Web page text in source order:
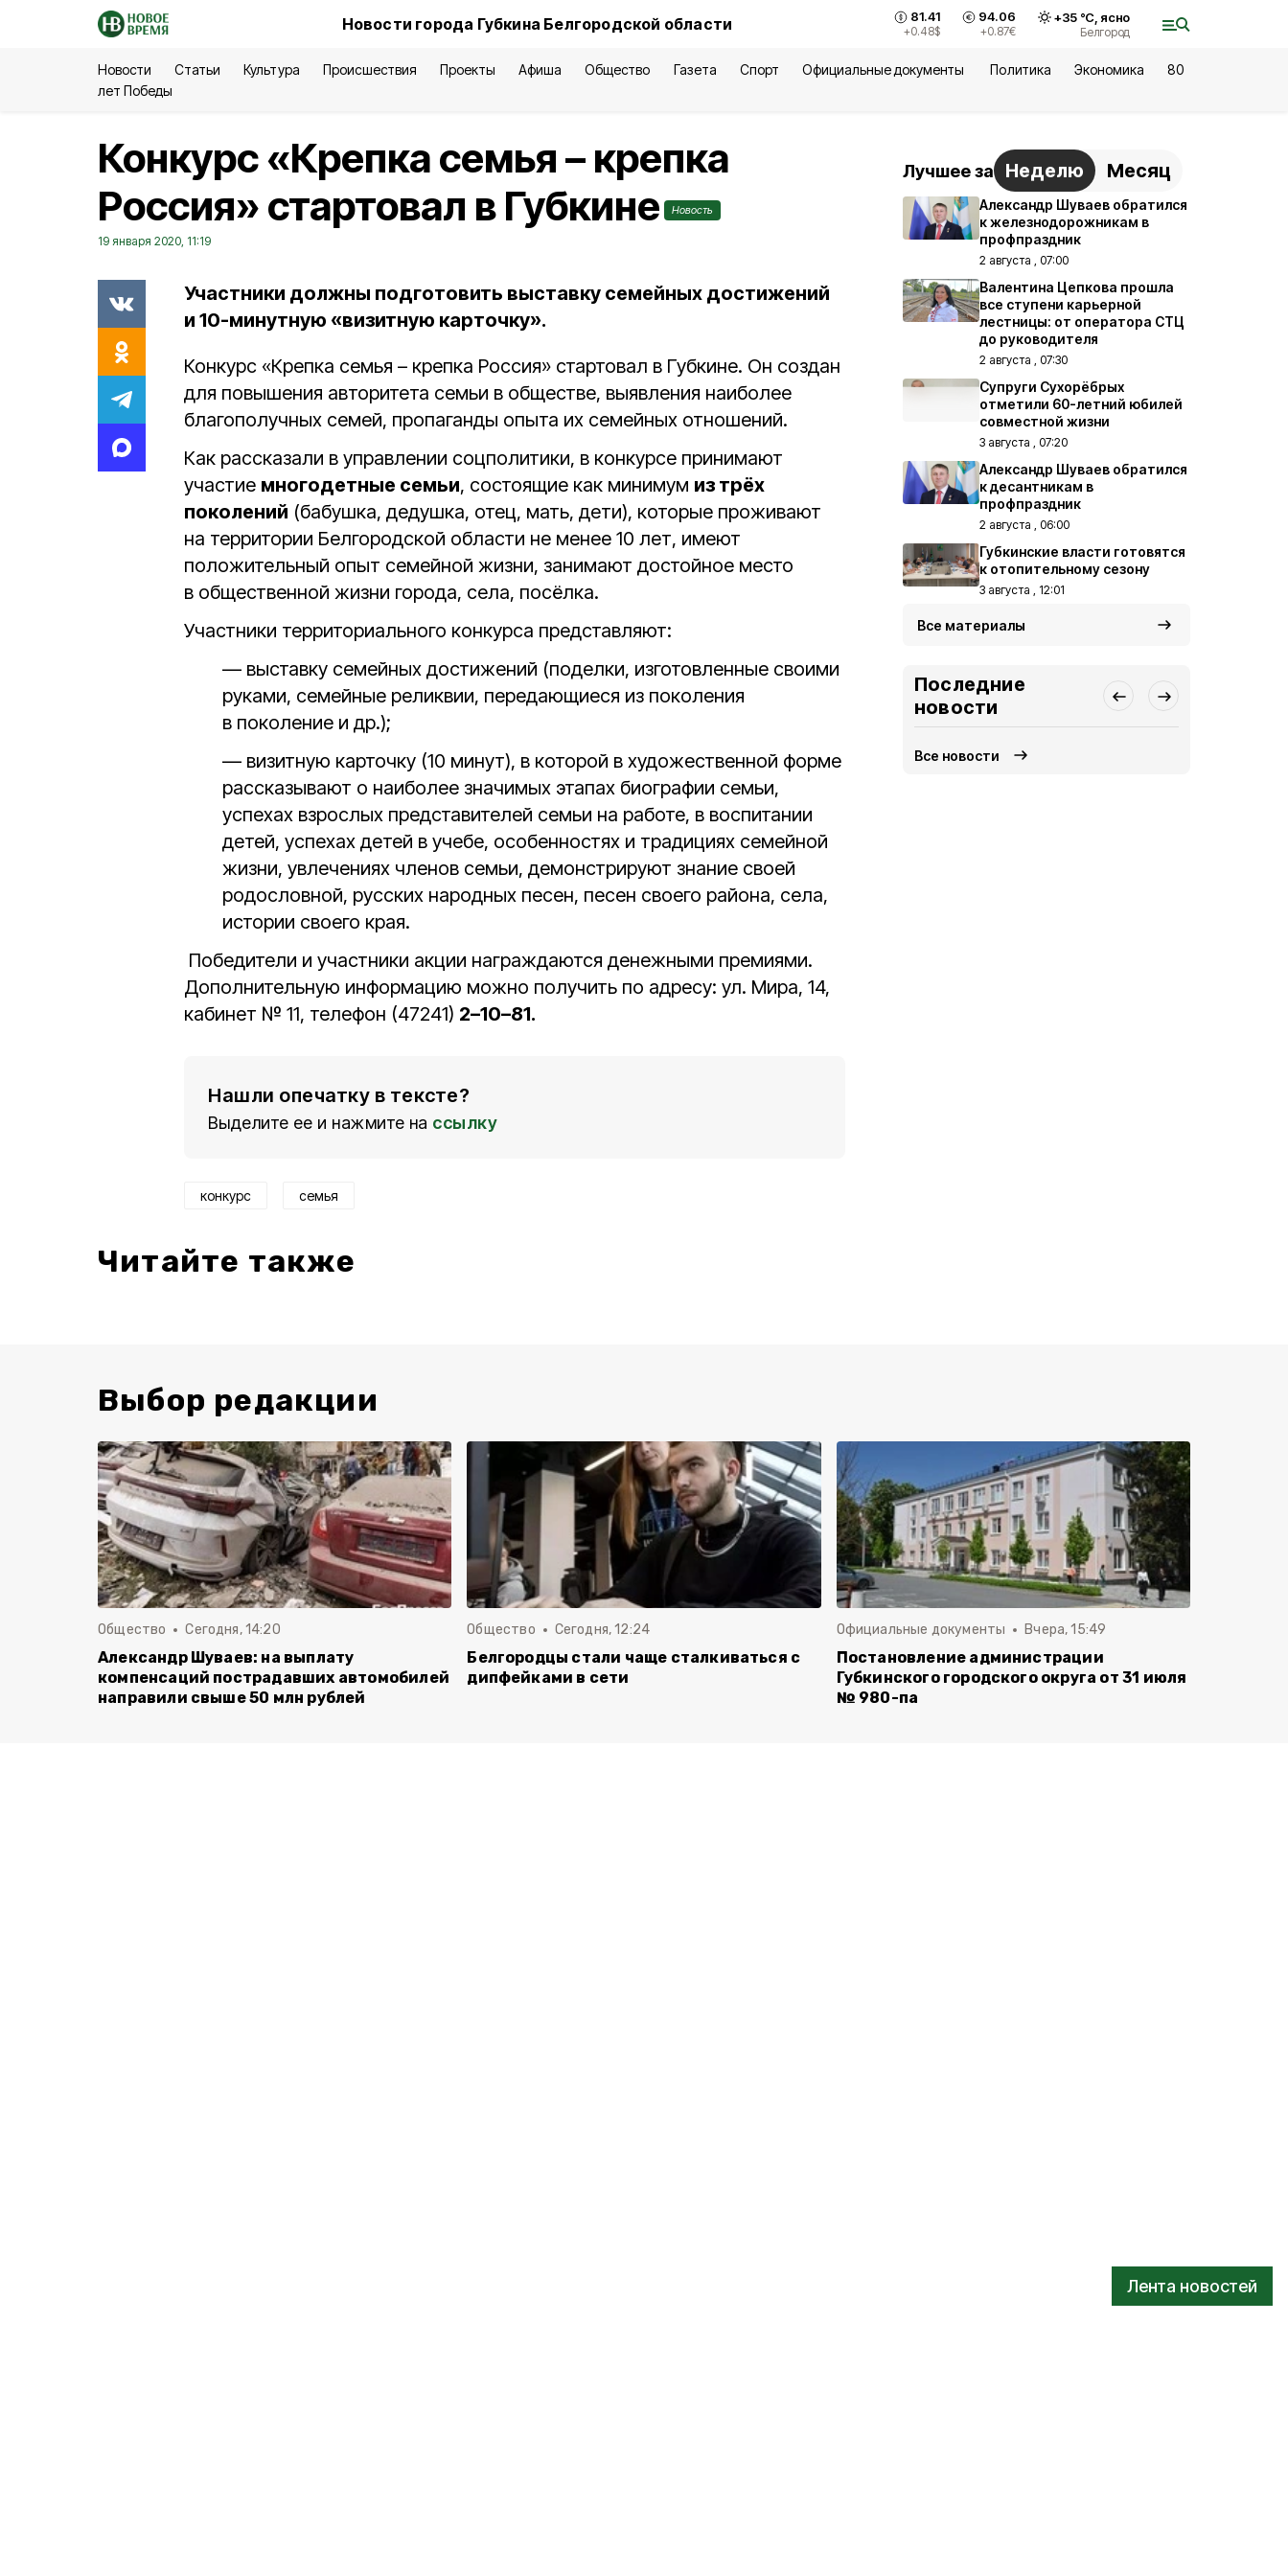
Новости города Губкина Белгородской области 81.41
+0.48$
94.06
+0.87€
+35°С, ясно
Белгород
Новости Статьи Культура Происшествия Проекты Афиша Общество Газета Спорт Официальные документы Политика Экономика
80
лет Победы
Лента новостей
Конкурс «Крепка семья – крепка
Россия» стартовал в Губкине
Новость
19 января 2020, 11:19
Участники должны подготовить выставку семейных достижений
и 10-минутную «визитную карточку».
Конкурс «Крепка семья – крепка Россия» стартовал в Губкине. Он создан
для повышения авторитета семьи в обществе, выявления наиболее
благополучных семей, пропаганды опыта их семейных отношений.
Как рассказали в управлении соцполитики, в конкурсе принимают
участие многодетные семьи, состоящие как минимум из трёх
поколений (бабушка, дедушка, отец, мать, дети), которые проживают
на территории Белгородской области не менее 10 лет, имеют
положительный опыт семейной жизни, занимают достойное место
в общественной жизни города, села, посёлка.
Участники территориального конкурса представляют:
— выставку семейных достижений (поделки, изготовленные своими
руками, семейные реликвии, передающиеся из поколения
в поколение и др.);
— визитную карточку (10 минут), в которой в художественной форме
рассказывают о наиболее значимых этапах биографии семьи,
успехах взрослых представителей семьи на работе, в воспитании
детей, успехах детей в учебе, особенностях и традициях семейной
жизни, увлечениях членов семьи, демонстрируют знание своей
родословной, русских народных песен, песен своего района, села,
истории своего края.
Победители и участники акции награждаются денежными премиями.
Дополнительную информацию можно получить по адресу: ул. Мира, 14,
кабинет № 11, телефон (47241) 2–10–81.
Нашли опечатку в тексте?
Выделите ее и нажмите на ссылку
конкурс семья
Читайте также
Лучшее за Неделю Месяц
Александр Шуваев обратился
к железнодорожникам в
профпраздник
2 августа , 07:00
Валентина Цепкова прошла
все ступени карьерной
лестницы: от оператора СТЦ
до руководителя
2 августа , 07:30
Супруги Сухорёбрых
отметили 60-летний юбилей
совместной жизни
3 августа , 07:20
Александр Шуваев обратился
к десантникам в
профпраздник
2 августа , 06:00
Губкинские власти готовятся
к отопительному сезону
3 августа , 12:01
Все материалы
Последние
новости
Все новости
Выбор редакции
Общество Сегодня, 14:20
Александр Шуваев: на выплату
компенсаций пострадавших автомобилей
направили свыше 50 млн рублей
Общество Сегодня, 12:24
Белгородцы стали чаще сталкиваться с
дипфейками в сети
Официальные документы Вчера, 15:49
Постановление администрации
Губкинского городского округа от 31 июля
№ 980-па